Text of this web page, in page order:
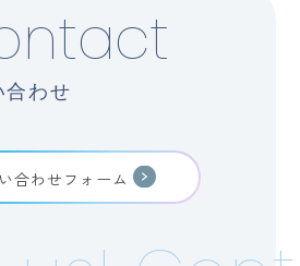
合わせ
合わせフォーム